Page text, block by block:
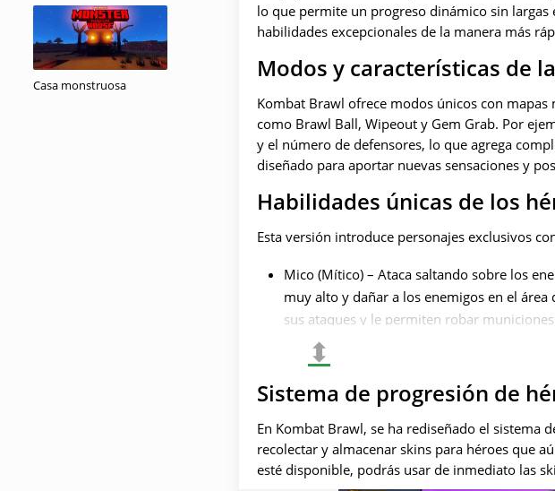
Casa monstruosa
lo que permite un progreso dinámico sin
habilidades excepcionales de la manera más
Modos y características de
Kombat Brawl ofrece modos únicos con
como Brawl Ball, Wipeout y Gem Grab. Por
y el número de defensores, lo que agrega
diseñado para aportar nuevas sensaciones y
Habilidades únicas de los
Esta versión introduce personajes exclusivos
Mico (Mítico) – Ataca saltando sobre los
muy alto y dañar a los enemigos en el
sus ataques y le permiten robar
Kit (Legendario) – Puede unirse a otros
gadgets incluyen invisibilidad y recarga
estelares aumentan su potencia con cada
combate. Sus gadgets incluyen cambios
restaura parte de su salud.
⬍
Sistema de progresión de
En Kombat Brawl, se ha rediseñado el sistema
recolectar y almacenar skins para héroes que
esté disponible, podrás usar de inmediato las